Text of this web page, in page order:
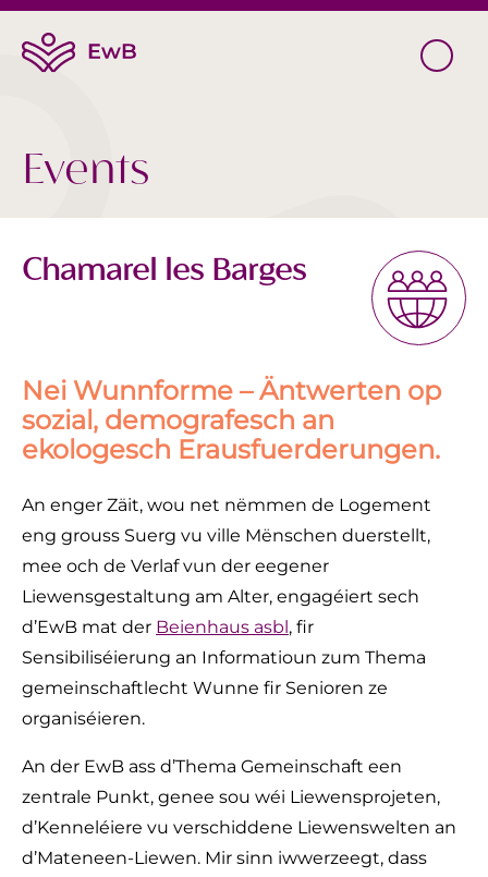
Events
Chamarel les Barges
Nei Wunnforme – Äntwerten op
sozial, demografesch an
ekologesch Erausfuerderungen.
An enger Zäit, wou net nëmmen de Logement
eng grouss Suerg vu ville Mënschen duerstellt,
mee och de Verlaf vun der eegener
Liewensgestaltung am Alter, engagéiert sech
d’EwB mat der Beienhaus asbl, fir
Sensibiliséierung an Informatioun zum Thema
gemeinschaftlecht Wunne fir Senioren ze
organiséieren.
An der EwB ass d’Thema Gemeinschaft een
zentrale Punkt, genee sou wéi Liewensprojeten,
d’Kenneléiere vu verschiddene Liewenswelten an
d’Mateneen-Liewen. Mir sinn iwwerzeegt, dass